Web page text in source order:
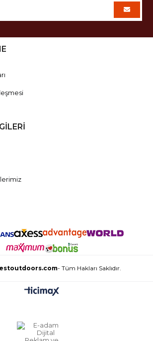
- Tüm Hakları Saklıdır.
İLETİŞİME GEÇ